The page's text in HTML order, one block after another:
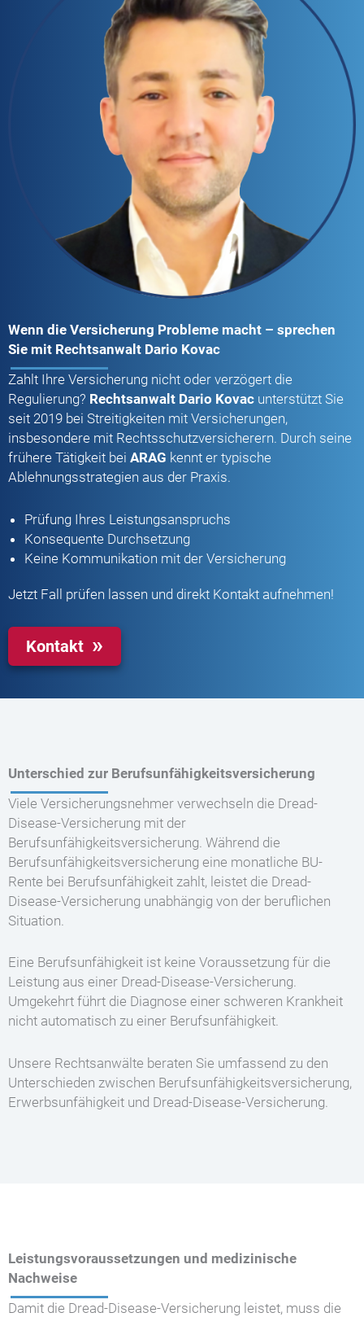
Wenn die Versicherung Probleme macht – sprechen
Sie mit Rechtsanwalt Dario Kovac
Zahlt Ihre Versicherung nicht oder verzögert die
Regulierung? Rechtsanwalt Dario Kovac unterstützt Sie
seit 2019 bei Streitigkeiten mit Versicherungen,
insbesondere mit Rechtsschutzversicherern. Durch seine
frühere Tätigkeit bei ARAG kennt er typische
Ablehnungsstrategien aus der Praxis.
Prüfung Ihres Leistungsanspruchs
Konsequente Durchsetzung
Keine Kommunikation mit der Versicherung
Jetzt Fall prüfen lassen und direkt Kontakt aufnehmen!
Kontakt
Unterschied zur Berufsunfähigkeitsversicherung
Viele Versicherungsnehmer verwechseln die Dread-
Disease-Versicherung mit der
Berufsunfähigkeitsversicherung. Während die
Berufsunfähigkeitsversicherung eine monatliche BU-
Rente bei Berufsunfähigkeit zahlt, leistet die Dread-
Disease-Versicherung unabhängig von der beruflichen
Situation.
Eine Berufsunfähigkeit ist keine Voraussetzung für die
Leistung aus einer Dread-Disease-Versicherung.
Umgekehrt führt die Diagnose einer schweren Krankheit
nicht automatisch zu einer Berufsunfähigkeit.
Unsere Rechtsanwälte beraten Sie umfassend zu den
Unterschieden zwischen Berufsunfähigkeitsversicherung,
Erwerbsunfähigkeit und Dread-Disease-Versicherung.
Leistungsvoraussetzungen und medizinische
Nachweise
Damit die Dread-Disease-Versicherung leistet, muss die